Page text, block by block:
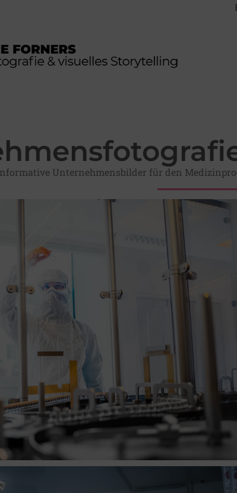
Unternehmensbilder für den